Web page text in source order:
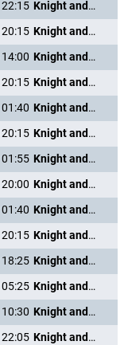
22:15
Knight and Day
20:15
Knight and Day
14:00
Knight and Day
20:15
Knight and Day
01:40
Knight and Day
20:15
Knight and Day
01:55
Knight and Day
20:00
Knight and Day
01:40
Knight and Day
20:15
Knight and Day
18:25
Knight and Day
05:25
Knight and Day
10:30
Knight and Day
22:05
Knight and Day